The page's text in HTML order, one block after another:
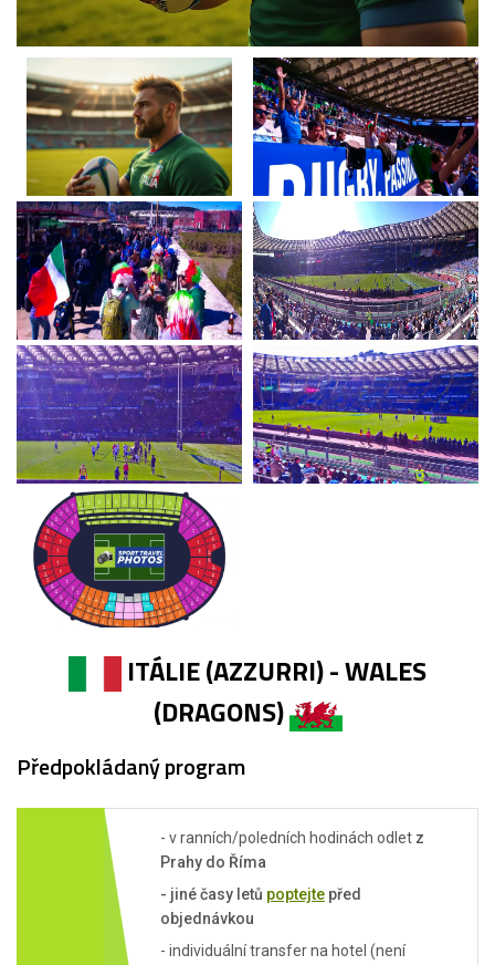
ITÁLIE (AZZURRI) - WALES
(DRAGONS)
Předpokládaný program
- v ranních/poledních hodinách odlet z
Prahy do Říma
- jiné časy letů poptejte před
objednávkou
- individuální transfer na hotel (není